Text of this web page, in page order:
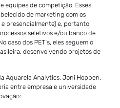
equipes de competição. Esses
de marketing com os
presencialmente) e, portanto,
seletivos e/ou banco de
caso dos PET’s, eles seguem o
desenvolvendo projetos de
Aquarela Analytics, Joni Hoppen,
entre empresa e universidade